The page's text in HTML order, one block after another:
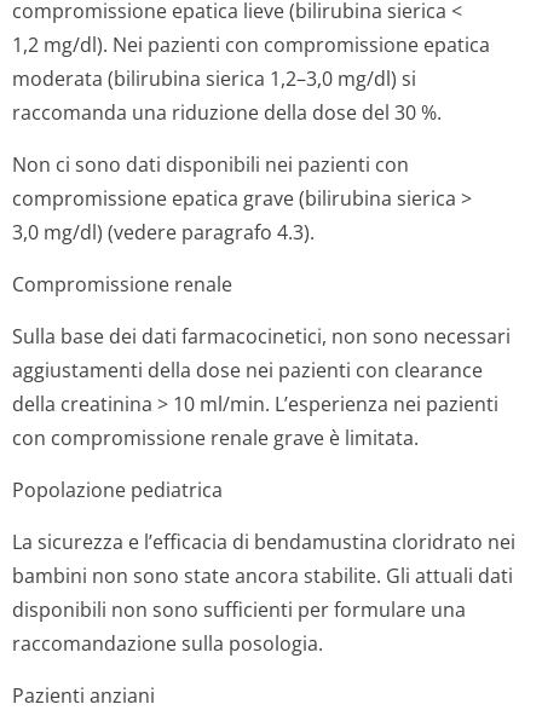
compromissione epatica lieve (bilirubina sierica <
1,2 mg/dl). Nei pazienti con compromissione epatica
moderata (bilirubina sierica 1,2–3,0 mg/dl) si
raccomanda una riduzione della dose del 30 %.
Non ci sono dati disponibili nei pazienti con
compromissione epatica grave (bilirubina sierica >
3,0 mg/dl) (vedere paragrafo 4.3).
Compromissione renale
Sulla base dei dati farmacocinetici, non sono necessari
aggiustamenti della dose nei pazienti con clearance
della creatinina > 10 ml/min. L’esperienza nei pazienti
con compromissione renale grave è limitata.
Popolazione pediatrica
La sicurezza e l’efficacia di bendamustina cloridrato nei
bambini non sono state ancora stabilite. Gli attuali dati
disponibili non sono sufficienti per formulare una
raccomandazione sulla posologia.
Pazienti anziani